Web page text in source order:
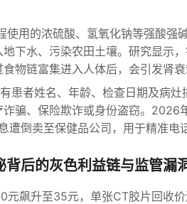
使用的浓硫酸、氢氧化钠等强酸强
下水、污染农田土壤。研究显示
物链富集进入人体后，会引发肾衰
患者姓名、年龄、检查日期及病灶
骗、保险欺诈或身份盗窃。2026
倒卖至保健品公司，用于精准电
后的灰色利益链与监管漏
元飙升至35元，单张CT胶片回收